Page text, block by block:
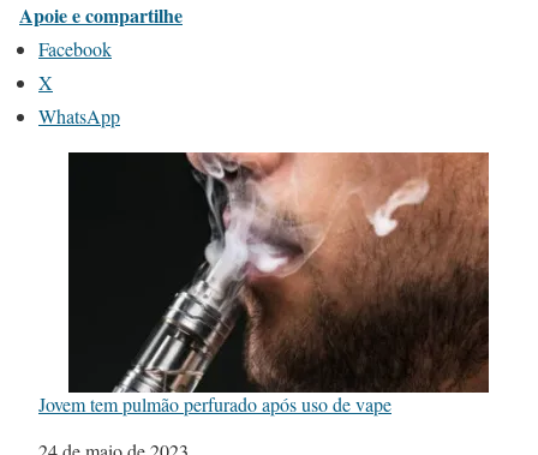
Apoie e compartilhe
Facebook
X
WhatsApp
Jovem tem pulmão perfurado após uso de vape